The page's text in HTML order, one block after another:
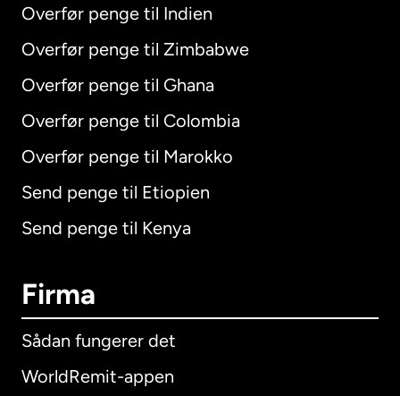
Overfør penge til Indien
Overfør penge til Zimbabwe
Overfør penge til Ghana
Overfør penge til Colombia
Overfør penge til Marokko
Send penge til Etiopien
Send penge til Kenya
Firma
Sådan fungerer det
WorldRemit-appen